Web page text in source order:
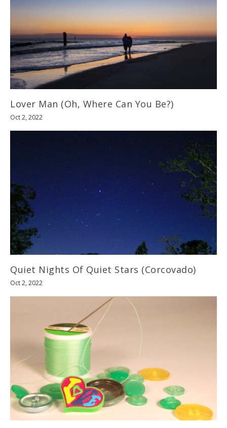
Lover Man (Oh, Where Can You Be?)
Oct 2, 2022
Quiet Nights Of Quiet Stars (Corcovado)
Oct 2, 2022